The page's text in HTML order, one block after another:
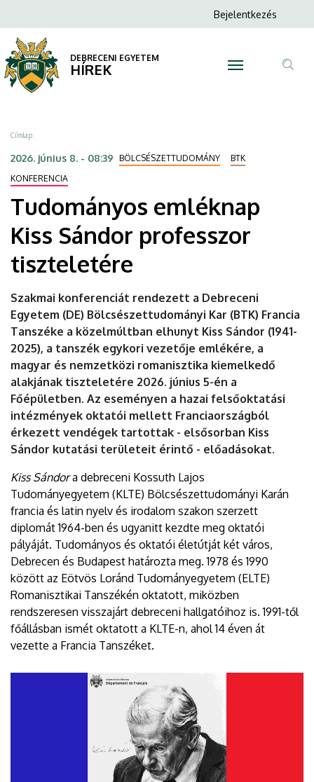
emléknap
Kiss
Sándor
professzor
tiszteletére
DEBRECENI
EGYETEM
a
tartalomra
Anonim
menüje
Bejelentkezés
DEBRECENI EGYETEM
HÍREK
Morzsa
Címlap
2026. június 8. - 08:39 BÖLCSÉSZETTUDOMÁNY
BTK
KONFERENCIA
Tudományos emléknap
Kiss Sándor professzor
tiszteletére
Szakmai konferenciát rendezett a Debreceni
Egyetem (DE) Bölcsészettudományi Kar (BTK) Francia
Tanszéke a közelmúltban elhunyt Kiss Sándor (1941-
2025), a tanszék egykori vezetője emlékére, a
magyar és nemzetközi romanisztika kiemelkedő
alakjának tiszteletére 2026. június 5-én a
Főépületben. Az eseményen a hazai felsőoktatási
intézmények oktatói mellett Franciaországból
érkezett vendégek tartottak - elsősorban Kiss
Sándor kutatási területeit érintő - előadásokat.
Kiss Sándora debreceni Kossuth Lajos
Tudományegyetem (KLTE) Bölcsészettudományi Karán
francia és latin nyelv és irodalom szakon szerzett
diplomát 1964-ben és ugyanitt kezdte meg oktatói
pályáját. Tudományos és oktatói életútját két város,
Debrecen és Budapest határozta meg. 1978 és 1990
között az Eötvös Loránd Tudományegyetem (ELTE)
Romanisztikai Tanszékén oktatott, miközben
rendszeresen visszajárt debreceni hallgatóihoz is. 1991-től
főállásban ismét oktatott a KLTE-n, ahol 14 éven át
vezette a Francia Tanszéket.